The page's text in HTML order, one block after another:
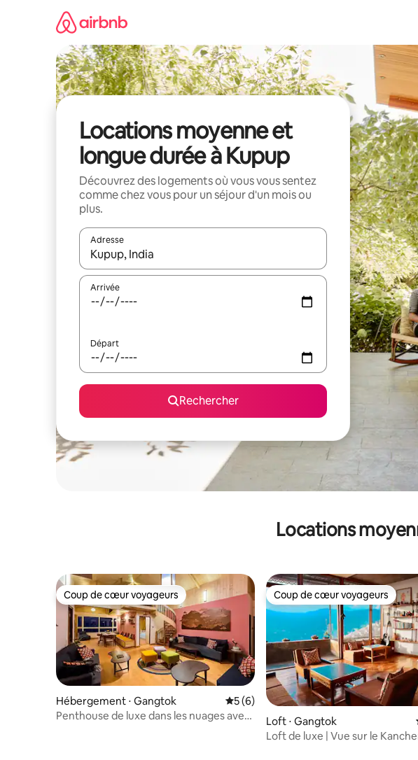
Locations moyenne et
longue durée à Kupup
Découvrez des logements où vous vous sentez
comme chez vous pour un séjour d'un mois ou
plus.
Adresse
Lorsque les résultats s'affichent, utilisez les flèches vers le haut et vers
Arrivée
Départ
Rechercher
Locations
Coup de cœur voyageurs
Coup de cœur voyageurs
Hébergement ⋅ Gangtok Évaluation moyenne sur la base de 6
5 (6)
Penthouse de luxe dans les nuages avec
Coup de cœur voyageurs
Coup de cœur voyageurs
Loft ⋅ Gangtok
Loft de luxe | Vue sur le